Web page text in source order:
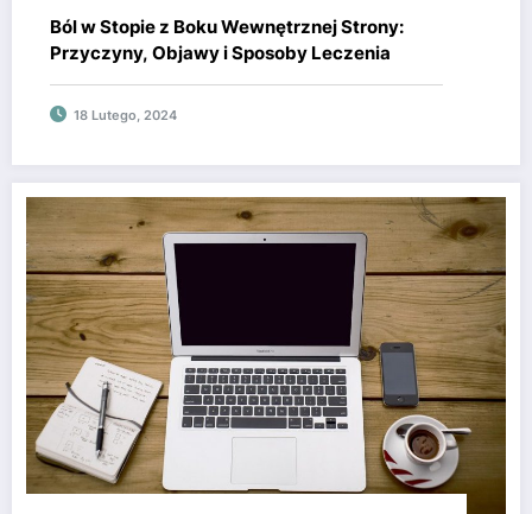
Ból w Stopie z Boku Wewnętrznej Strony:
Przyczyny, Objawy i Sposoby Leczenia
18 Lutego, 2024